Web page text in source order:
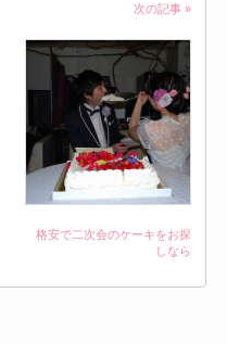
次の記事 »
格安で二次会のケーキをお探
しなら